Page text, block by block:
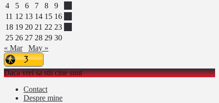
4
5 6 7 8 9
11 12 13 14 15 16
18 19 20 21 22 23
25 26 27 28 29 30
« Mar
May »
Daca vrei sa stii cine sunt
Contact
Despre mine